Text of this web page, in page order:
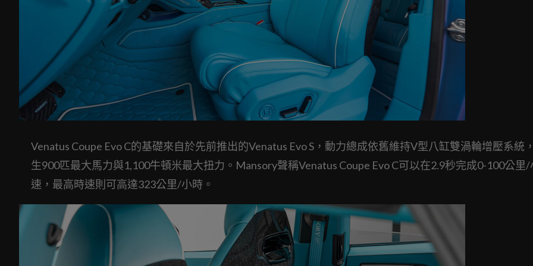
Venatus Coupe Evo C的基礎來自於先前推出的Venatus Evo S，動力總成依舊維持V型八缸雙渦輪增壓系統
生900匹最大馬力與1,100牛頓米最大扭力。Mansory聲稱Venatus Coupe Evo C可以在2.9秒完成0-100公里/
速，最高時速則可高達323公里/小時。